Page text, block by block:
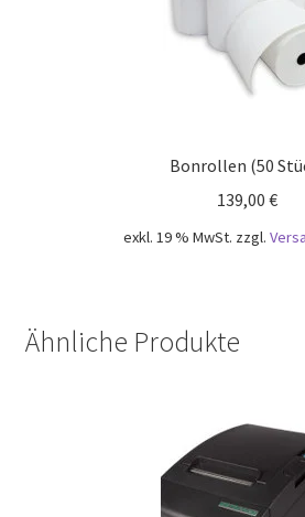
Bonrollen (50
139,00 €
exkl. 19 % MwSt. zzgl.
Ähnliche Produkte